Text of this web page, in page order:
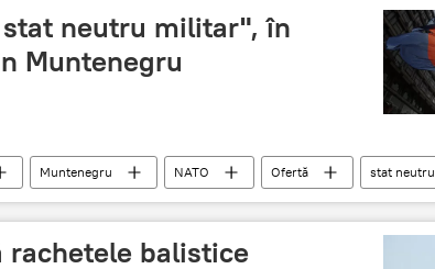
neutru militar", în
Muntenegru
Muntenegru NATO Ofertă
stat neutru
rachetele balistice